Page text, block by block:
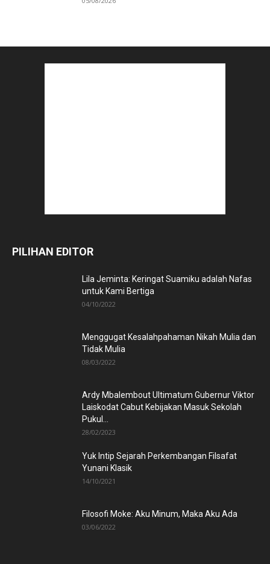
PILIHAN EDITOR
Lila Jeminta: Keringat Suamiku adalah Nafas
untuk Kami Bertiga
04/10/2022
Menggugat Kesalahpahaman Nikah Mulia dan
Tidak Mulia
08/03/2022
Ardy Mbalembout Ultimatum Gubernur Viktor
Laiskodat Cabut Kebijakan Masuk Sekolah
Pukul...
28/02/2023
Yuk Intip Sejarah Perkembangan Filsafat
Yunani Klasik
14/10/2021
Filosofi Moke: Aku Minum, Maka Aku Ada
03/06/2022